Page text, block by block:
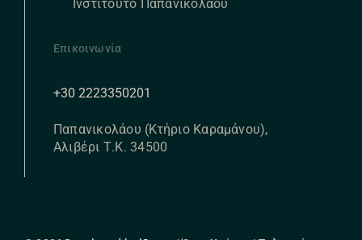
Ινστιτούτο Παπανικολάου
Επικοινωνία
+30 2223350201
Παπανικολάου (Κτήριο Καραμάνου),
Αλιβέρι Τ.Κ. 34500